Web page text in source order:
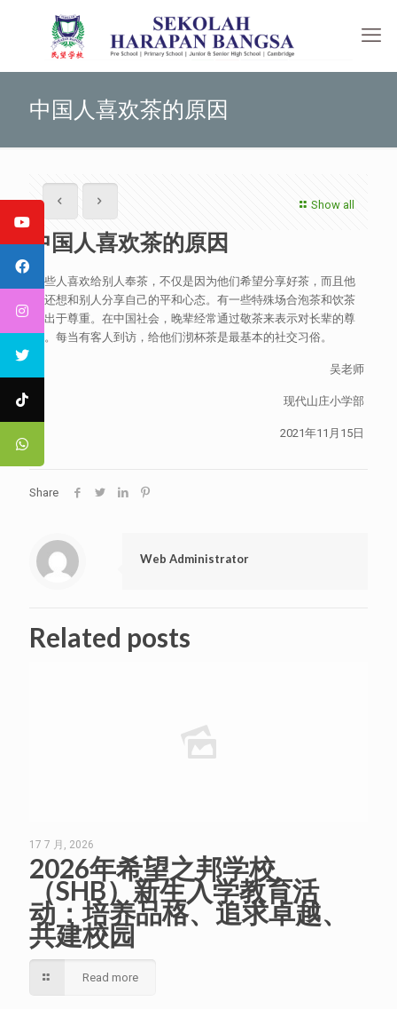
中国人喜欢茶的原因
Show all
中国人喜欢茶的原因
有些人喜欢给别人奉茶，不仅是因为他们希望分享好茶，而且他
们还想和别人分享自己的平和心态。有一些特殊场合泡茶和饮茶
是出于尊重。在中国社会，晚辈经常通过敬茶来表示对长辈的尊
敬。每当有客人到访，给他们沏杯茶是最基本的社交习俗。
吴老师
现代山庄小学部
2021年11月15日
Share
Web Administrator
Related posts
17 7 月, 2026
2026年希望之邦学校
（SHB）新生入学教育活
动：培养品格、追求卓越、
共建校园
Read more